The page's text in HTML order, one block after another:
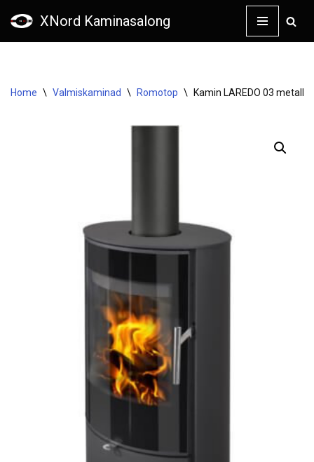
XNord Kaminasalong
Home \ Valmiskaminad \ Romotop \ Kamin LAREDO 03 metall